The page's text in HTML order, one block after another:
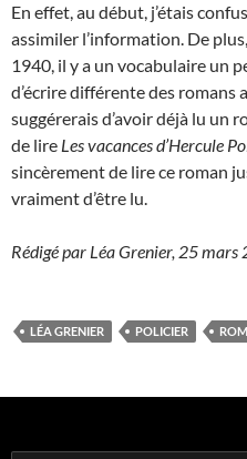
En effet, au début, j’étais
assimiler l’information. De
1940, il y a un vocabulaire un
d’écrire différente des romans
suggérerais d’avoir déjà lu un
de lire Les vacances d’Hercule
sincèrement de lire ce roman
vraiment d’être lu.
Rédigé par Léa Grenier, 25 mars
LÉA GRENIER POLICIER